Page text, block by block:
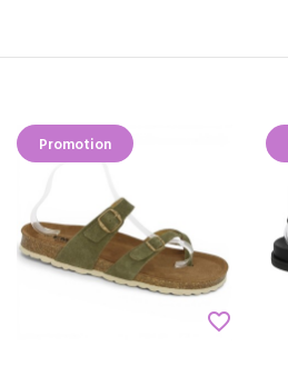
Promotion
favorite_border